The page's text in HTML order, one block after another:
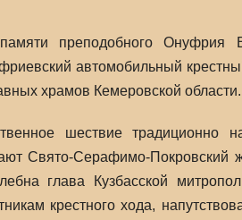
преподобного Онуфрия
автомобильный
храмов Кемеровской области.
шествие традиционно
Свято-Серафимо-Покровский
глава Кузбасской
крестного хода,